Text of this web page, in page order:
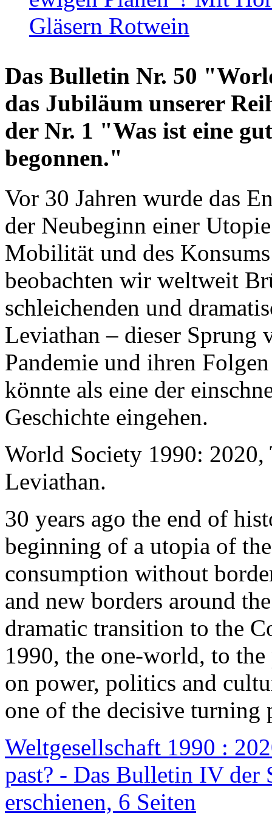
Gläsern Rotwein
Das Bulletin Nr. 50
das Jubiläum unserer
der Nr. 1 "Was ist eine
begonnen."
Vor 30 Jahren wurde das
der Neubeginn einer
Mobilität und des
beobachten wir weltweit
schleichenden und
Leviathan – dieser Sprung
Pandemie und ihren
könnte als eine der
Geschichte eingehen.
World Society 1990: 2020,
Leviathan.
30 years ago the end of
beginning of a utopia of
consumption without
and new borders around
dramatic transition to the
1990, the one-world, to the
on power, politics and
one of the decisive turning
Weltgesellschaft 1990 :
past? - Das Bulletin IV der
erschienen, 6 Seiten